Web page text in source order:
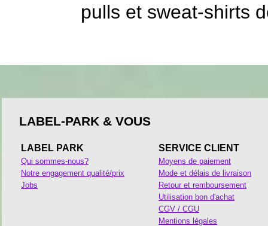
pulls et sweat-shirts
LABEL-PARK & VOUS
LABEL PARK
Qui sommes-nous?
Notre engagement qualité/prix
Jobs
SERVICE CLIENT
Moyens de paiement
Mode et délais de livraison
Retour et remboursement
Utilisation bon d'achat
CGV / CGU
Mentions légales